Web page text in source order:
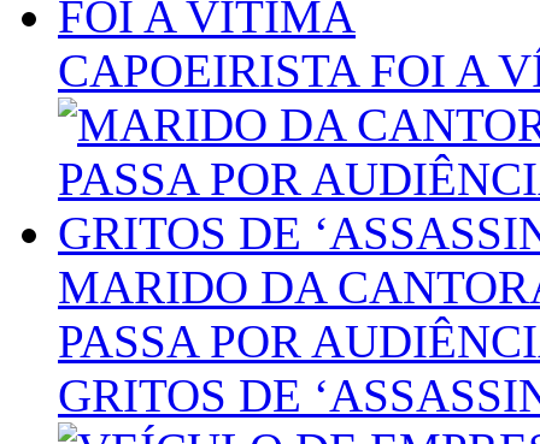
CAPOEIRISTA FOI A
MARIDO DA
PASSA POR
GRITOS DE